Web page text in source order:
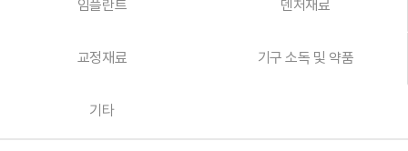
임플란트 덴처재료
교정재료 기구 소독 및 약품
기타